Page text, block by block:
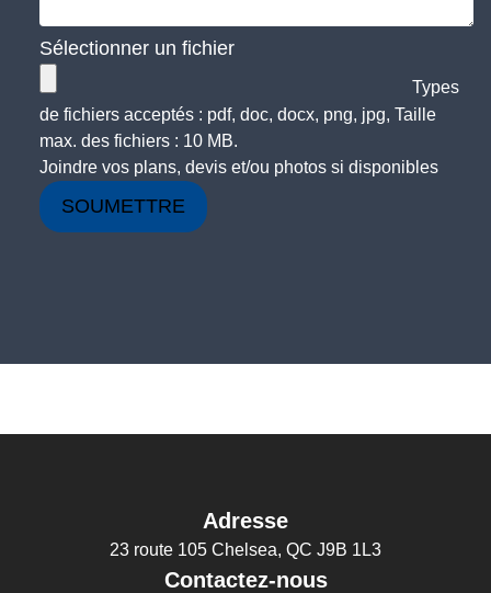
Sélectionner un fichier
Types
de fichiers acceptés : pdf, doc, docx, png, jpg, Taille
max. des fichiers : 10 MB.
Joindre vos plans, devis et/ou photos si disponibles
Adresse
23 route 105 Chelsea, QC J9B 1L3
Contactez-nous